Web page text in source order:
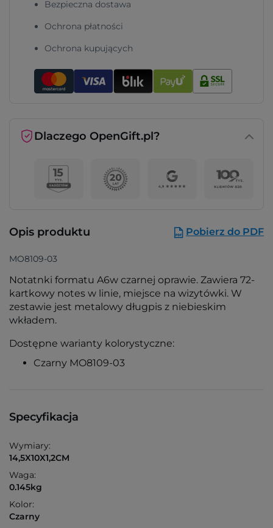
Bezpieczna dostawa
Ochrona płatności
Ochrona kupujących
Dlaczego OpenGift.pl?
Opis produktu Pobierz do PDF
MO8109-03
Notatnki formatu A6w czarnej oprawie. Zawiera 72-
kartkowy notes w linie, miejsce na wizytówki. W
zestawie jest metalowy długpis z niebieskim
wkładem.
Dostępne warianty kolorystyczne:
Czarny MO8109-03
Specyfikacja
Wymiary:
14,5X10X1,2CM
Waga:
0.145kg
Kolor:
Czarny